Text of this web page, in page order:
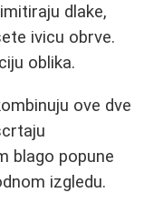
dlake,
ivicu obrve.
oblika.
ove dve
blago popune
izgledu.